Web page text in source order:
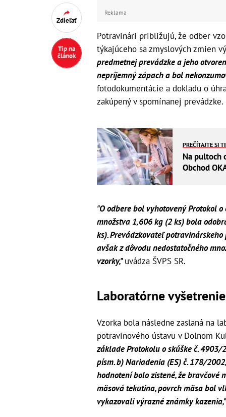
Zdieľať
Tip na
článok
Reklama
Potravinári približujú, že odber
týkajúceho sa zmyslových zmien
predmetnej prevádzke a jeho
nepríjemný zápach a bol
fotodokumentácie a dokladu o
zakúpený v spomínanej prevádzke.
PREČÍTAJTE SI
Na pultoch
Obchod
"O odbere bol vyhotovený Protokol
množstva 1,606 kg (2 ks) bola
ks). Prevádzkovateľ
avšak z dôvodu nedostatočného
vzorky,"uvádza ŠVPS SR.
Laboratórne
Vzorka bola následne zaslaná na
potravinového ústavu v Dolnom
základe Protokolu o skúške č.
písm. b) Nariadenia (ES) č. 178/
hodnotení bolo zistené, že bravčové
mäsová tekutina, povrch mäsa bol
vykazovali výrazné známky